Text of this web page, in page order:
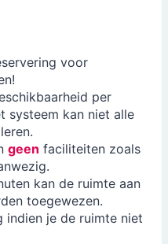
voor
per
systeem kan niet alle
geen faciliteiten zoals
kan de ruimte aan
toegewezen.
indien je de ruimte niet